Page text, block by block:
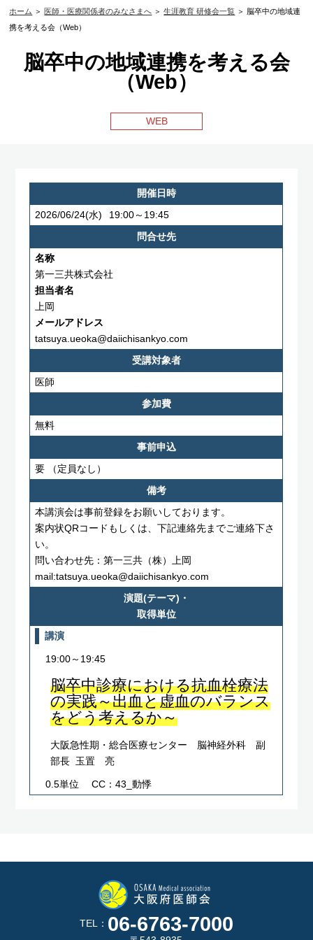
ホーム ＞医師・医療関係者のみなさまへ ＞生涯教育 研修会一覧 ＞ 脳卒中の地域連
携を考える会（Web）
脳卒中の地域連携を考える会
（Web）
WEB
開催日時
2026/06/24(水)
19:00～19:45
問合せ先
名称
第一三共株式会社
担当者名
上岡
メールアドレス
tatsuya.ueoka@daiichisankyo.com
受講対象者
医師
参加費
無料
事前申込
要
（定員なし）
備考
本講演会は事前登録をお願いしております。
案内状QRコードもしくは、下記連絡先までご連絡下さ
い。
問い合わせ先：第一三共（株）上岡
mail:tatsuya.ueoka@daiichisankyo.com
演題(テーマ)・
取得単位
講演
19:00～19:45
脳卒中診療における抗血栓療法
の実践～出血と虚血のバランス
をどう考えるか～
大阪急性期・総合医療センター 脳神経外科 副
部長 玉置 亮
0.5単位 CC：43_動悸
TEL： 06-6763-7000